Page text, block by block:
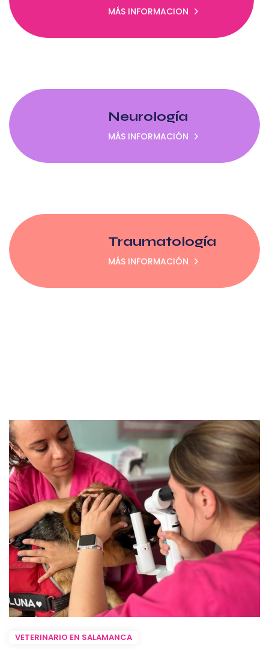
MÁS INFORMACION
Neurología
MÁS INFORMACIÓN
Traumatología
MÁS INFORMACIÓN
VETERINARIO EN SALAMANCA